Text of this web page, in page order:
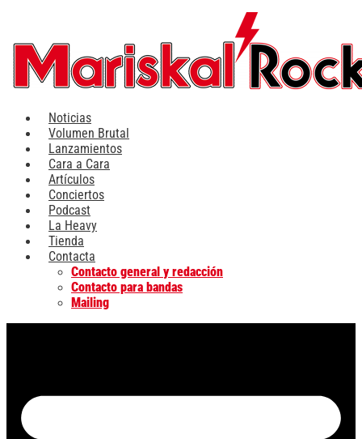
contenido
Noticias
Volumen Brutal
Lanzamientos
Cara a Cara
Artículos
Conciertos
Podcast
La Heavy
Tienda
Contacta
Contacto general y redacción
Contacto para bandas
Mailing